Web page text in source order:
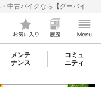
メンテ
ナンス
コミュ
ニティ